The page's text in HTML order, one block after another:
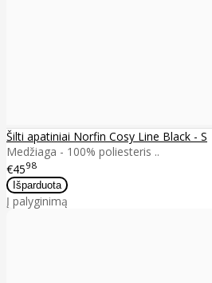
Šilti apatiniai Norfin Cosy Line Black - S
Medžiaga - 100% poliesteris ..
€4598
Į palyginimą